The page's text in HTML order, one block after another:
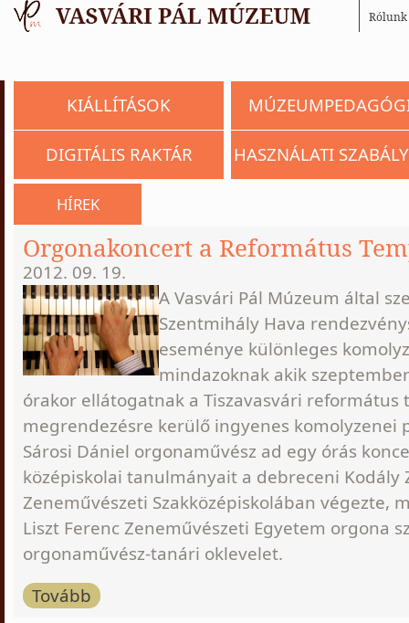
Rólunk
KIÁLLÍTÁSOK
DIGITÁLIS RAKTÁR HASZNÁLATI
HÍREK
Orgonakoncert a Református
2012. 09. 19.
A Vasvári Pál Múzeum által
Szentmihály Hava
eseménye különleges
mindazoknak akik
órakor ellátogatnak a Tiszavasvári református
megrendezésre kerülő ingyenes komolyzenei
Sárosi Dániel orgonaművész ad egy órás
középiskolai tanulmányait a debreceni Kodály
Zeneművészeti Szakközépiskolában végezte,
Liszt Ferenc Zeneművészeti Egyetem orgona
orgonaművész-tanári oklevelet.
Tovább